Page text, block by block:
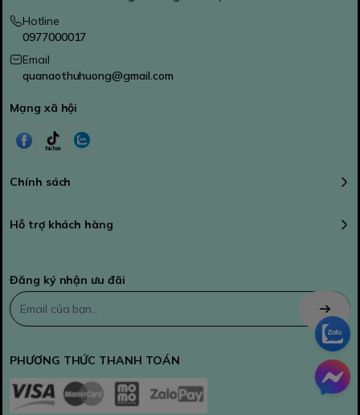
Hotline
0977000017
Email
quanaothuhuong@gmail.com
Mạng xã hội
Chính sách
Hỗ trợ khách hàng
Đăng ký nhận ưu đãi
PHƯƠNG THỨC THANH TOÁN